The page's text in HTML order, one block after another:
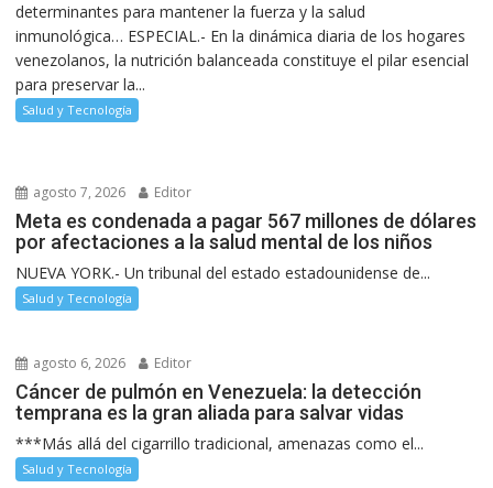
determinantes para mantener la fuerza y la salud
inmunológica… ESPECIAL.- En la dinámica diaria de los hogares
venezolanos, la nutrición balanceada constituye el pilar esencial
para preservar la...
Salud y Tecnología
agosto 7, 2026 Editor
Meta es condenada a pagar 567 millones de dólares
por afectaciones a la salud mental de los niños
NUEVA YORK.- Un tribunal del estado estadounidense de...
Salud y Tecnología
agosto 6, 2026 Editor
Cáncer de pulmón en Venezuela: la detección
temprana es la gran aliada para salvar vidas
***Más allá del cigarrillo tradicional, amenazas como el...
Salud y Tecnología